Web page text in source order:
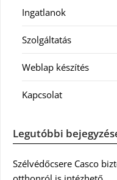
Ingatlanok
Szolgáltatás
Weblap készítés
Kapcsolat
Legutóbbi
Szélvédőcsere Casco